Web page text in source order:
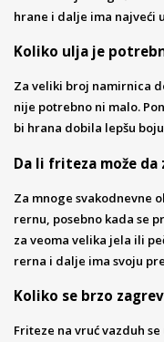
hrane i dalje ima najveći
Koliko ulja je
Za veliki broj namirnica
nije potrebno ni malo.
bi hrana dobila lepšu
Da li friteza može da
Za mnoge svakodnevne
rernu, posebno kada se
za veoma velika jela ili
rerna i dalje ima svoju
Koliko se brzo
Friteze na vruć vazduh